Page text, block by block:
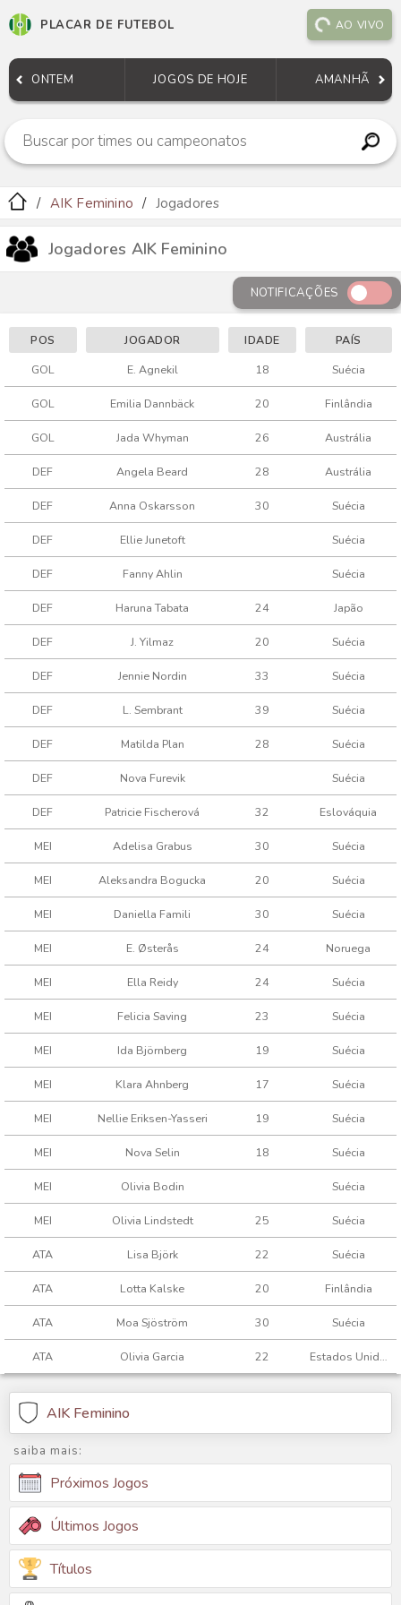
PLACAR DE FUTEBOL AO VIVO
ONTEM JOGOS DE HOJE AMANHÃ
AIK Feminino Jogadores
Jogadores AIK Feminino
NOTIFICAÇÕES
POS JOGADOR IDADE
PAÍS
GOL
E. Agnekil 18 Suécia
GOL Emilia Dannbäck 20 Finlândia
GOL Jada Whyman 26 Austrália
DEF Angela Beard 28 Austrália
DEF Anna Oskarsson 30 Suécia
DEF Ellie Junetoft Suécia
DEF Fanny Ahlin Suécia
DEF Haruna Tabata 24 Japão
DEF J. Yilmaz 20 Suécia
DEF Jennie Nordin 33 Suécia
DEF L. Sembrant 39 Suécia
DEF Matilda Plan 28 Suécia
DEF Nova Furevik Suécia
DEF Patricie Fischerová 32 Eslováquia
MEI Adelisa Grabus 30 Suécia
MEI Aleksandra Bogucka 20 Suécia
MEI Daniella Famili 30 Suécia
MEI E. Østerås 24 Noruega
MEI Ella Reidy 24 Suécia
MEI Felicia Saving 23 Suécia
MEI Ida Björnberg 19 Suécia
MEI Klara Ahnberg 17 Suécia
MEI Nellie Eriksen-Yasseri 19 Suécia
MEI Nova Selin 18 Suécia
MEI Olivia Bodin Suécia
MEI Olivia Lindstedt 25 Suécia
ATA Lisa Björk 22 Suécia
ATA Lotta Kalske 20 Finlândia
ATA Moa Sjöström 30 Suécia
ATA Olivia Garcia 22 Estados Unidos
AIK Feminino
saiba mais:
Próximos Jogos
Últimos Jogos
Títulos